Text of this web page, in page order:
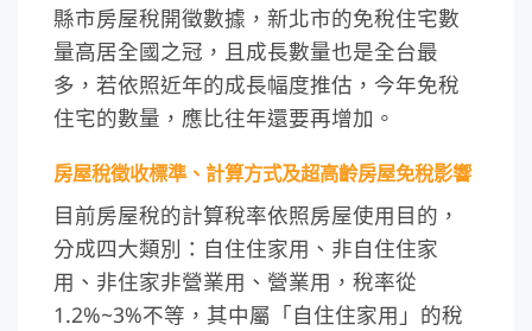
縣市房屋稅開徵數據，新北市的免稅住宅數
量高居全國之冠，且成長數量也是全台最
多，若依照近年的成長幅度推估，今年免稅
住宅的數量，應比往年還要再增加。
房屋稅徵收標準、計算方式及超高齡房屋免稅影響
目前房屋稅的計算稅率依照房屋使用目的，
分成四大類別：自住住家用、非自住住家
用、非住家非營業用、營業用，稅率從
1.2%~3%不等，其中屬「自住住家用」的稅